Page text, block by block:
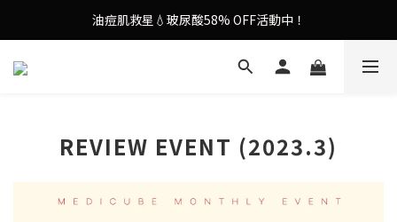
謝安琪愛用美容儀🌸護膚效果UP！
油痘肌救星💧玻尿酸58% OFF活動中！
果凍噴霧！一噴即現美白光透肌✨
REVIEW EVENT (2023.3)